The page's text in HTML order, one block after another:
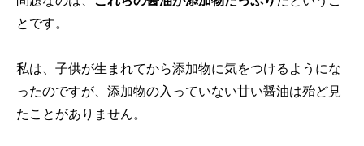
とです。
私は、子供が生まれてから添加物に気をつけるようにな
ったのですが、添加物の入っていない甘い醤油は殆ど見
たことがありません。